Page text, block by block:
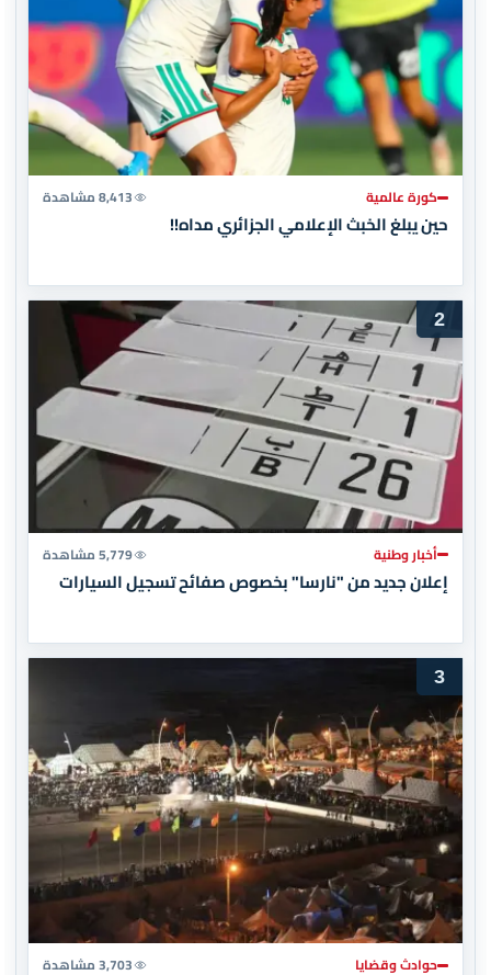
كورة عالمية 8,413 مشاهدة
حين يبلغ الخبث الإعلامي الجزائري مداه!!
2
أخبار وطنية 5,779 مشاهدة
إعلان جديد من "نارسا" بخصوص صفائح تسجيل السيارات
3
حوادث وقضايا 3,703 مشاهدة